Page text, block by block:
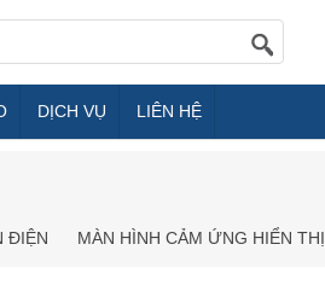
DỊCH VỤ LIÊN HỆ
ĐIỆN MÀN HÌNH CẢM ỨNG HIỂN THỊ